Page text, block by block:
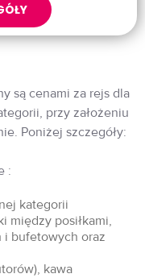
są cenami za rejs dla
przy założeniu
Poniżej szczegóły:
:
kategorii
między posiłkami,
i bufetowych oraz
kawa